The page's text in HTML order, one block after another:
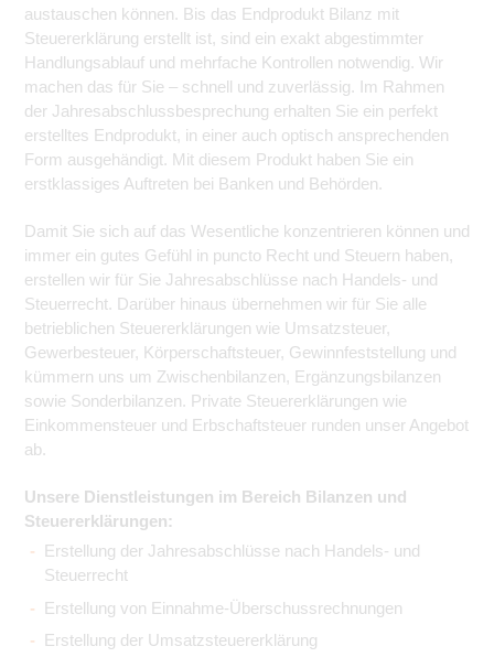
austauschen können. Bis das Endprodukt Bilanz mit
Steuererklärung erstellt ist, sind ein exakt abgestimmter
Handlungsablauf und mehrfache Kontrollen notwendig. Wir
machen das für Sie – schnell und zuverlässig. Im Rahmen
der Jahresabschlussbesprechung erhalten Sie ein perfekt
erstelltes Endprodukt, in einer auch optisch ansprechenden
Form ausgehändigt. Mit diesem Produkt haben Sie ein
erstklassiges Auftreten bei Banken und Behörden.
Damit Sie sich auf das Wesentliche konzentrieren können und
immer ein gutes Gefühl in puncto Recht und Steuern haben,
erstellen wir für Sie Jahresabschlüsse nach Handels- und
Steuerrecht. Darüber hinaus übernehmen wir für Sie alle
betrieblichen Steuererklärungen wie Umsatzsteuer,
Gewerbesteuer, Körperschaftsteuer, Gewinnfeststellung und
kümmern uns um Zwischenbilanzen, Ergänzungsbilanzen
sowie Sonderbilanzen. Private Steuererklärungen wie
Einkommensteuer und Erbschaftsteuer runden unser Angebot
ab.
Unsere Dienstleistungen im Bereich Bilanzen und
Steuererklärungen:
Erstellung der Jahresabschlüsse nach Handels- und
Steuerrecht
Erstellung von Einnahme-Überschussrechnungen
Erstellung der Umsatzsteuererklärung